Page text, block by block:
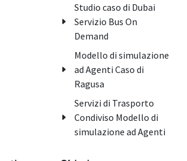
Studio caso di Dubai
Servizio Bus On
Demand
Modello di simulazione
ad Agenti Caso di
Ragusa
Servizi di Trasporto
Condiviso Modello di
simulazione ad Agenti